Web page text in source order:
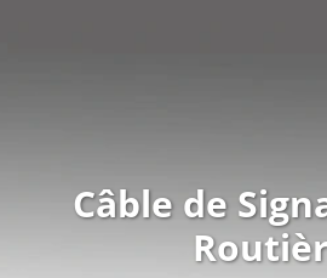
Câble de